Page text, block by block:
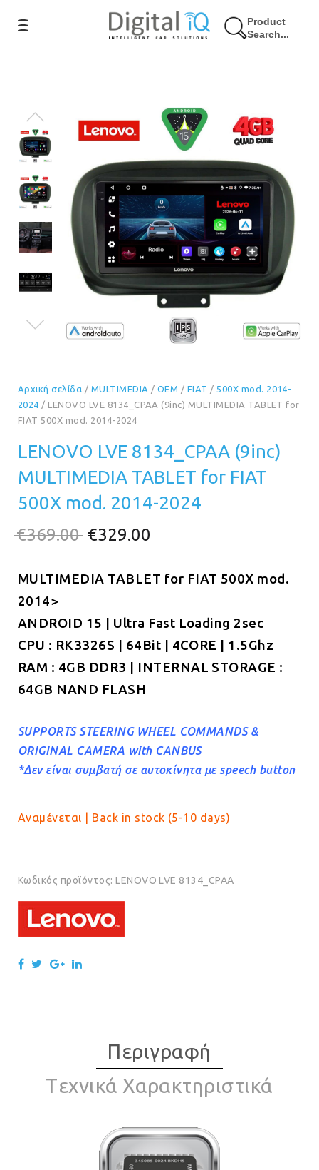
Product
Search...
11% Έκπτωση
Αρχική σελίδα / MULTIMEDIA / OEM / FIAT /500X mod. 2014-
2024 / LENOVO LVE 8134_CPAA (9inc) MULTIMEDIA TABLET for
FIAT 500X mod. 2014-2024
LENOVO LVE 8134_CPAA (9inc)
MULTIMEDIA TABLET for FIAT
500X mod. 2014-2024
€369.00 Original
was:
€329.00
τιμή
€329.00.
MULTIMEDIA TABLET for FIAT 500Χ mod.
2014>
ANDROID 15 | Ultra Fast Loading 2sec
CPU : RK3326S | 64Bit | 4CORE | 1.5Ghz
RAM : 4GB DDR3 | INTERNAL STORAGE :
64GB NAND FLASH
SUPPORTS STEERING WHEEL COMMANDS &
ORIGINAL CAMERA with CANBUS
*Δεν είναι συμβατή σε αυτοκίνητα με speech button
Αναμένεται | Back in stock (5-10 days)
Κωδικός προϊόντος:LENOVO LVE 8134_CPAA
Περιγραφή
Tεχνικά Χαρακτηριστικά